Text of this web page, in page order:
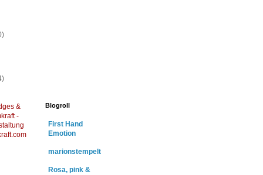
&
-
Blogroll
First Hand
Emotion
marionstempelt
Rosa, pink &